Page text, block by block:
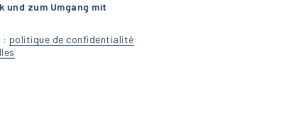
zum Umgang mit
: politique de confidentialité